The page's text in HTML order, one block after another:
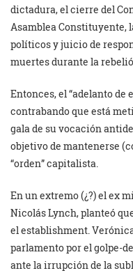
dictadura, el cierre del
Asamblea Constituyente,
políticos y juicio de
muertes durante la
Entonces, el “adelanto de
contrabando que está
gala de su vocación
objetivo de mantenerse
“orden” capitalista.
En un extremo (¿?) el ex
Nicolás Lynch, planteó
el establishment.
parlamento por el golpe-
ante la irrupción de la